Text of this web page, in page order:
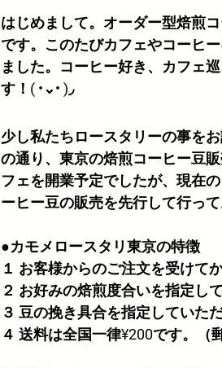
はじめまして。オーダー型焙煎
です。このたびカフェやコーヒ
ました。コーヒー好き、カフェ
す！( •⌄• )◞
少し私たちロースタリーの事を
の通り、東京の焙煎コーヒー豆
フェを開業予定でしたが、現在
ーヒー豆の販売を先行して行って
●カモメロースタリ東京の特徴
１ お客様からのご注文を受けて
２ お好みの焙煎度合いを指定し
３ 豆の挽き具合を指定していた
４ 送料は全国一律¥200です。（